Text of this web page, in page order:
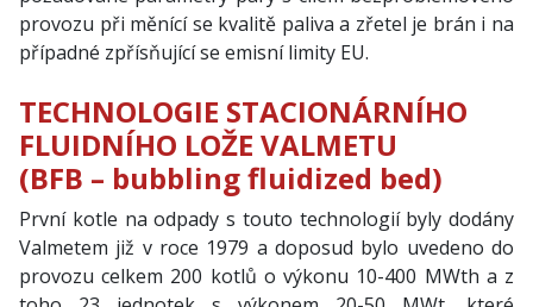
provozu při měnící se kvalitě paliva a zřetel je brán i na
případné zpřísňující se emisní limity EU.
TECHNOLOGIE STACIONÁRNÍHO
FLUIDNÍHO LOŽE VALMETU
(BFB – bubbling fluidized bed)
První kotle na odpady s touto technologií byly dodány
Valmetem již v roce 1979 a doposud bylo uvedeno do
provozu celkem 200 kotlů o výkonu 10-400 MWth a z